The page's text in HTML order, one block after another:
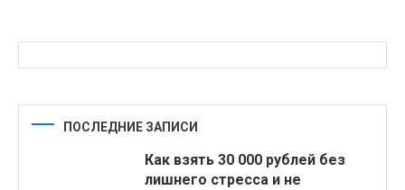
ПОСЛЕДНИЕ ЗАПИСИ
Как взять 30 000 рублей без
лишнего стресса и не